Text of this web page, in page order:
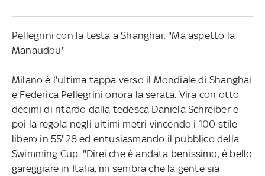
Pellegrini con la testa a Shanghai: "Ma aspetto la
Manaudou"
Milano è l'ultima tappa verso il Mondiale di Shanghai
e Federica Pellegrini onora la serata. Vira con otto
decimi di ritardo dalla tedesca Daniela Schreiber e
poi la regola negli ultimi metri vincendo i 100 stile
libero in 55"28 ed entusiasmando il pubblico della
Swimming Cup. "Direi che è andata benissimo, è bello
gareggiare in Italia, mi sembra che la gente sia